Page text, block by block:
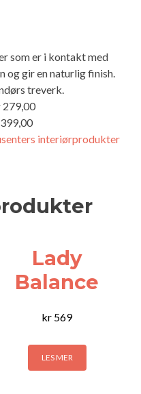
som er i kontakt med
og gir en naturlig finish.
treverk.
279,00
interiørprodukter
Lady
Balance
kr 569
LES MER